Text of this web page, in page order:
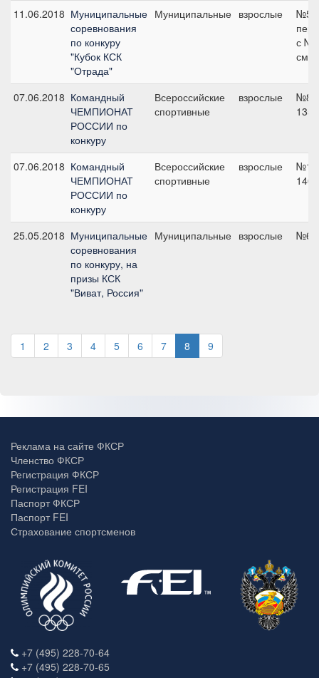
11.06.2018 Муниципальные
соревнования
по конкуру
"Кубок КСК
"Отрада"
Муниципальные взрослые
№5
с №
см
07.06.2018 Командный
ЧЕМПИОНАТ
РОССИИ по
конкуру
Всероссийские
спортивные
взрослые
№8а
135
07.06.2018 Командный
ЧЕМПИОНАТ
РОССИИ по
конкуру
Всероссийские
спортивные
взрослые
140
25.05.2018 Муниципальные
соревнования
по конкуру, на
призы КСК
"Виват, Россия"
Муниципальные взрослые №6,
1 2 3 4 5 6 7 8 9
Реклама на сайте ФКСР
Членство ФКСР
Регистрация ФКСР
Регистрация FEI
Паспорт ФКСР
Паспорт FEI
Страхование спортсменов
+7 (495) 228-70-64
+7 (495) 228-70-65